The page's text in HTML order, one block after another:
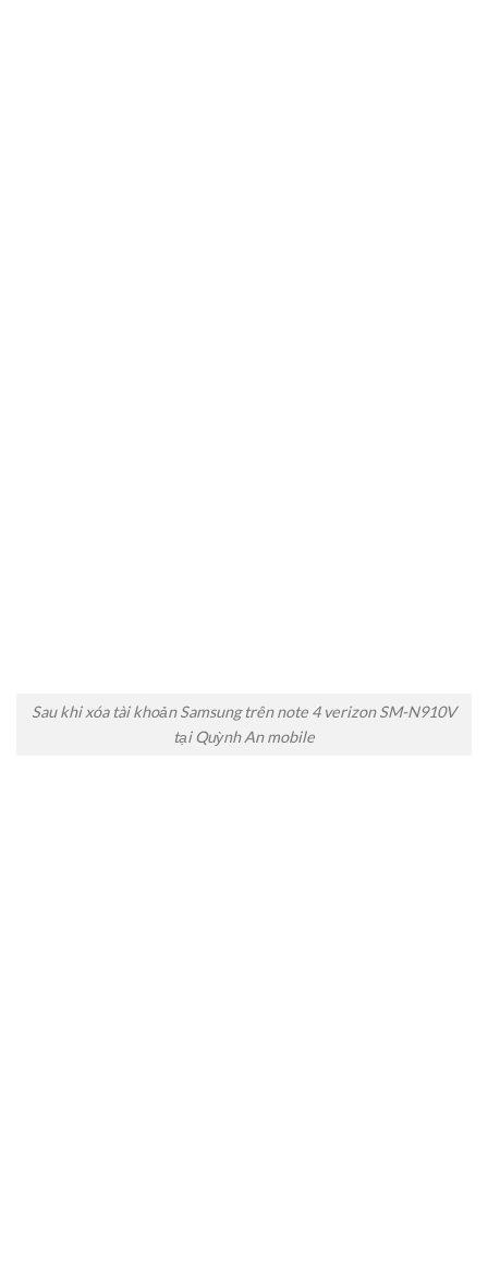
Sau khi xóa tài khoản Samsung trên note 4 verizon SM-N910V
tại Quỳnh An mobile